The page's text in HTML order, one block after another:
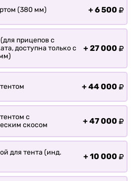
Прицепы для мотоблока
Прицепы для лодки РИБ
Прицепы для ПВХ Ротан
Прицепы для перевозки
Дилеры
О заводе
Тюнинг прицепов
Статьи
(380 мм) + 6 500
прицепов с
доступна только с
+ 27 000
+ 44 000
с
скосом
+ 47 000
для тента (инд.
+ 10 000